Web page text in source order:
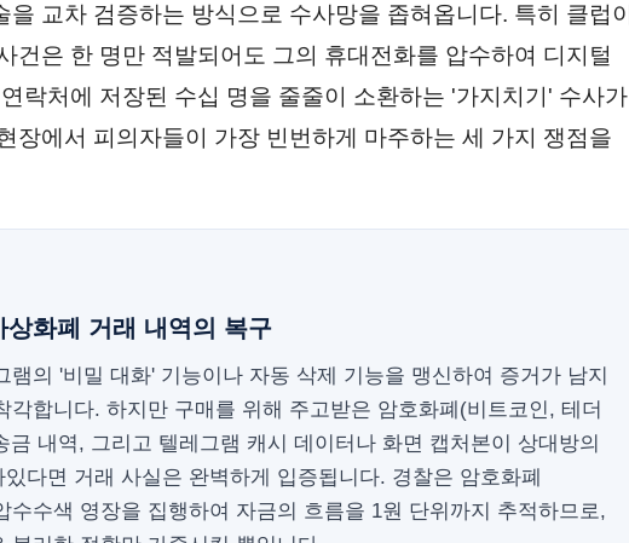
을 교차 검증하는 방식으로 수사망을 좁혀옵니다. 특히 클럽이
건은 한 명만 적발되어도 그의 휴대전화를 압수하여 디지털
락처에 저장된 수십 명을 줄줄이 소환하는 '가지치기' 수사가
장에서 피의자들이 가장 빈번하게 마주하는 세 가지 쟁점을
상화폐 거래 내역의 복구
램의 '비밀 대화' 기능이나 자동 삭제 기능을 맹신하여 증거가 남지
각합니다. 하지만 구매를 위해 주고받은 암호화폐(비트코인, 테더
금 내역, 그리고 텔레그램 캐시 데이터나 화면 캡처본이 상대방의
다면 거래 사실은 완벽하게 입증됩니다. 경찰은 암호화폐
수수색 영장을 집행하여 자금의 흐름을 1원 단위까지 추적하므로,